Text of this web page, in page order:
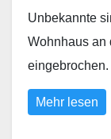
Unbekannte
Wohnhaus an
Mehr lesen